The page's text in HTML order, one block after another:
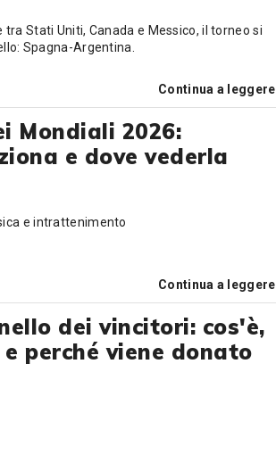
Stati Uniti, Canada e Messico, il torneo si
Spagna-Argentina.
Continua a leggere
Mondiali 2026:
e dove vederla
e intrattenimento
Continua a leggere
dei vincitori: cos'è,
perché viene donato